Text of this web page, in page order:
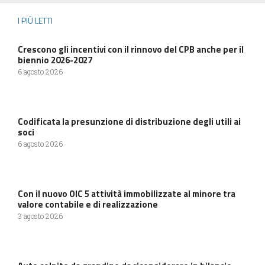
I PIÙ LETTI
Crescono gli incentivi con il rinnovo del CPB anche per il
biennio 2026-2027
6 agosto 2026
Codificata la presunzione di distribuzione degli utili ai
soci
6 agosto 2026
Con il nuovo OIC 5 attività immobilizzate al minore tra
valore contabile e di realizzazione
3 agosto 2026